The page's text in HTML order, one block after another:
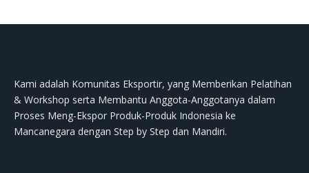
Kami adalah Komunitas Eksportir, yang Memberikan Pelatihan
& Workshop serta Membantu Anggota-Anggotanya dalam
Proses Meng-Ekspor Produk-Produk Indonesia ke
Mancanegara dengan Step by Step dan Mandiri.